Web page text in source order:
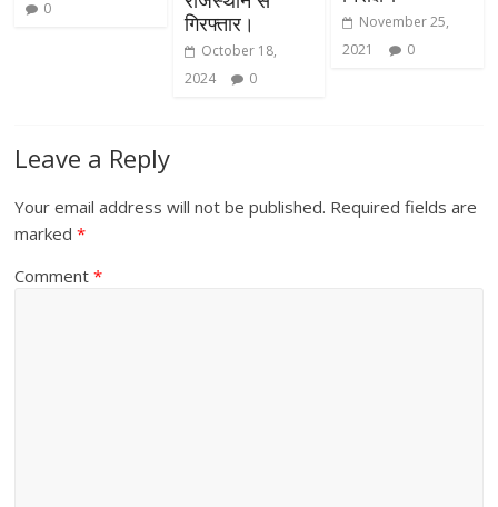
0
गिरफ्तार।
October 18,
2024
0
November 25,
2021
0
Leave a Reply
Your email address will not be published. Required fields are
marked*
Comment*